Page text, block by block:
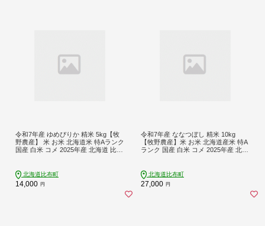
令和7年産 ゆめぴりか 精米 5kg【牧
野農産】 米 お米 北海道米 特Aランク
国産 白米 コメ 2025年産 北海道 比布
北海道比布町
14,000 円
令和7年産 ななつぼし 精米 10kg
【牧野農産】米 お米 北海道産米 特A
ランク 国産 白米 コメ 2025年産 北海
北海道比布町
27,000 円